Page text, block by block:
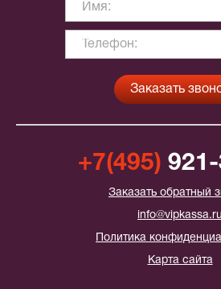
+7(495)
Заказать обратный
info@vipkassa.ru
Политика
Карта сайта